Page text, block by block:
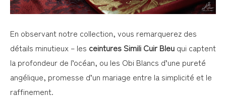
En observant notre collection, vous remarquerez des
détails minutieux – les ceintures Simili Cuir Bleu qui captent
la profondeur de l’océan, ou les Obi Blancs d’une pureté
angélique, promesse d’un mariage entre la simplicité et le
raffinement.